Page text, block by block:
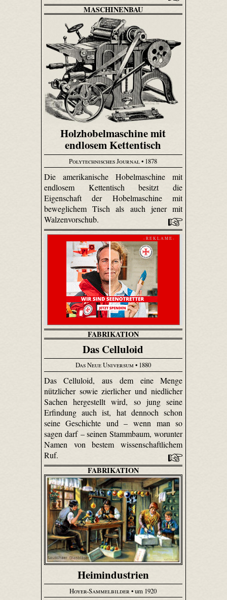
MASCHINENBAU
Holzhobelmaschine mit
endlosem Kettentisch
Polytechnisches Journal• 1878
Die amerikanische Hobelmaschine mit
endlosem Kettentisch besitzt die
Eigenschaft der Hobelmaschine mit
beweglichem Tisch als auch jener mit
Walzenvorschub.
- R E K L A M E -
FABRIKATION
Das Celluloid
Das Neue Universum • 1880
Das Celluloid, aus dem eine Menge
nützlicher sowie zierlicher und niedlicher
Sachen hergestellt wird, so jung seine
Erfindung auch ist, hat dennoch schon
seine Geschichte und – wenn man so
sagen darf – seinen Stammbaum, worunter
Namen von bestem wissenschaftlichem
Ruf.
FABRIKATION
Heimindustrien
Hoyer-Sammelbilder • um 1920